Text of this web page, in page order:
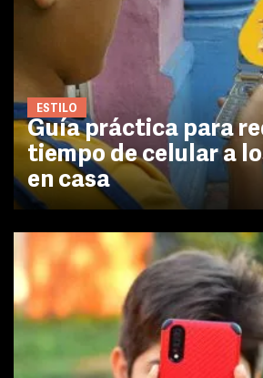
ESTILO
Guía práctica para
tiempo de celular a
en casa